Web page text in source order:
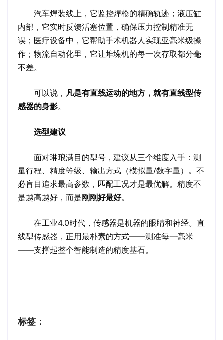
汽车焊装线上，它监控焊枪的精确轨迹；液压缸
内部，它实时反馈活塞位置，确保压力控制精准无
误；医疗设备中，它帮助手术机器人实现亚毫米级操
作；物流自动化里，它让堆垛机的每一次存取都分毫
不差。
可以说， 凡是有直线运动的地方，就有直线型传
感器的身影。
选型建议
面对琳琅满目的型号，建议从三个维度入手：测
量行程、精度等级、输出方式（模拟量/数字量）。不
必盲目追求最高参数，匹配工况才是最优解。精度不
是越高越好，而是刚刚好最好。
在工业4.0时代，传感器是机器的眼睛和神经。直
线型传感器，正用最朴素的方式——测准每一毫米
——支撑起整个智能制造的精度基石。
标签：